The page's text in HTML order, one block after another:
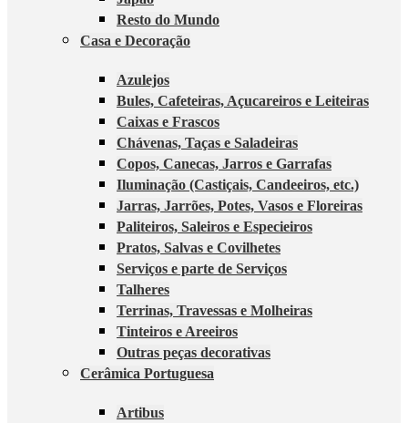
Resto do Mundo
Casa e Decoração
Azulejos
Bules, Cafeteiras, Açucareiros e Leiteiras
Caixas e Frascos
Chávenas, Taças e Saladeiras
Copos, Canecas, Jarros e Garrafas
Iluminação (Castiçais, Candeeiros, etc.)
Jarras, Jarrões, Potes, Vasos e Floreiras
Paliteiros, Saleiros e Especieiros
Pratos, Salvas e Covilhetes
Serviços e parte de Serviços
Talheres
Terrinas, Travessas e Molheiras
Tinteiros e Areeiros
Outras peças decorativas
Cerâmica Portuguesa
Artibus